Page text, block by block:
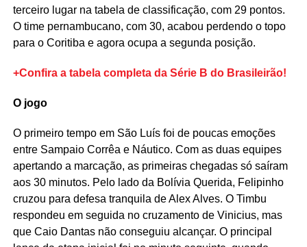
terceiro lugar na tabela de classificação, com 29 pontos.
O time pernambucano, com 30, acabou perdendo o topo
para o Coritiba e agora ocupa a segunda posição.
+Confira a tabela completa da Série B do Brasileirão!
O jogo
O primeiro tempo em São Luís foi de poucas emoções
entre Sampaio Corrêa e Náutico. Com as duas equipes
apertando a marcação, as primeiras chegadas só saíram
aos 30 minutos. Pelo lado da Bolívia Querida, Felipinho
cruzou para defesa tranquila de Alex Alves. O Timbu
respondeu em seguida no cruzamento de Vinicius, mas
que Caio Dantas não conseguiu alcançar. O principal